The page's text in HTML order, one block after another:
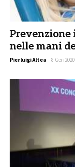
Prevenzione
nelle mani
Pierluigi Altea - 8 Gen 2020